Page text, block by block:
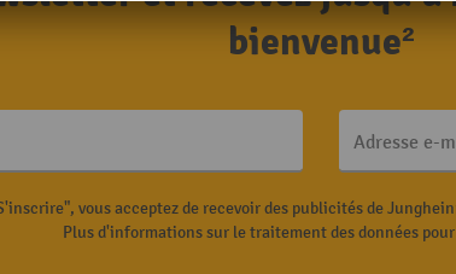
bienvenue²
Adresse e-
vous acceptez de recevoir des publicités de
Plus d'informations sur le traitement des données